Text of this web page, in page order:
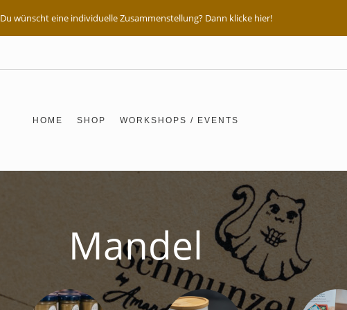
Du wünscht eine individuelle Zusammenstellung? Dann klicke hier!
HOME SHOP WORKSHOPS / EVENTS
Mandel